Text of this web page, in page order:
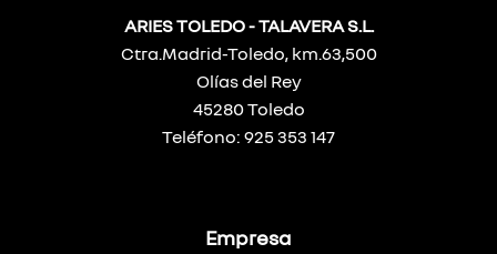
ARIES TOLEDO - TALAVERA S.L.
Ctra.Madrid-Toledo, km.63,500
Olías del Rey
45280 Toledo
Teléfono: 925 353 147
Empresa